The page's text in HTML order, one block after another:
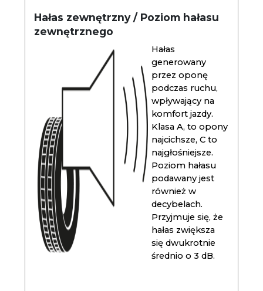
Hałas zewnętrzny / Poziom hałasu
zewnętrznego
Hałas
generowany
przez oponę
podczas ruchu,
wpływający na
komfort jazdy.
Klasa A, to opony
najcichsze, C to
najgłośniejsze.
Poziom hałasu
podawany jest
również w
decybelach.
Przyjmuje się, że
hałas zwiększa
się dwukrotnie
średnio o 3 dB.